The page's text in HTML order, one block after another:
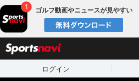
ゴルフ動画やニュースが見やすい
ログイン